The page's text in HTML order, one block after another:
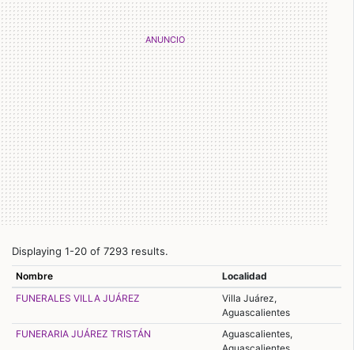
Displaying 1-20 of 7293 results.
Nombre
Localidad
FUNERALES VILLA JUÁREZ
Villa Juárez,
Aguascalientes
FUNERARIA JUÁREZ TRISTÁN
Aguascalientes,